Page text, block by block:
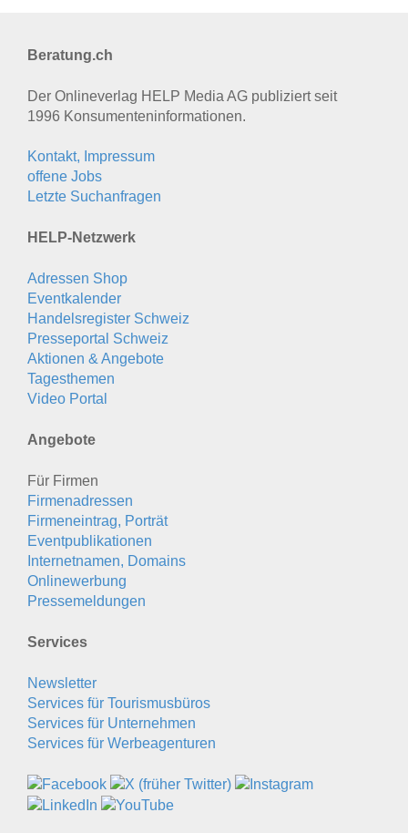
Beratung.ch
Der Onlineverlag HELP Media AG publiziert seit
1996 Konsumenten­informationen.
Kontakt, Impressum
offene Jobs
Letzte Suchanfragen
HELP-Netzwerk
Adressen Shop
Eventkalender
Handelsregister Schweiz
Presseportal Schweiz
Aktionen & Angebote
Tagesthemen
Video Portal
Angebote
Für Firmen
Firmenadressen
Firmeneintrag, Porträt
Eventpublikationen
Internetnamen, Domains
Onlinewerbung
Pressemeldungen
Services
Newsletter
Services für Tourismusbüros
Services für Unternehmen
Services für Werbeagenturen